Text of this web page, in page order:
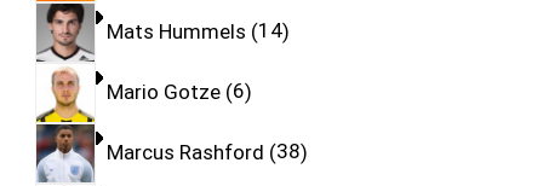
Mats Hummels 14
Mario Gotze 6
Marcus Rashford 38